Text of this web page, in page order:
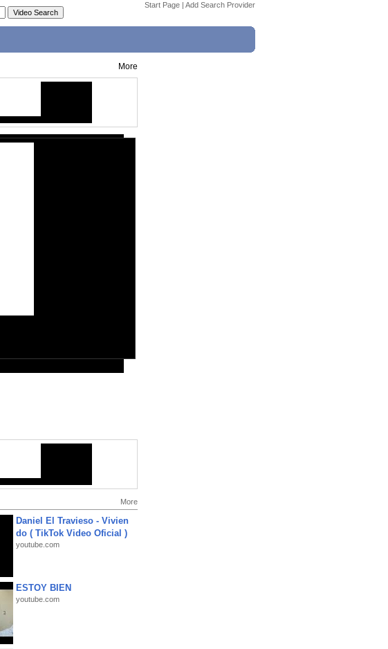
Start Page | Add Search Provider
More
More
Daniel El Travieso - Vivien
do ( TikTok Video Oficial )
youtube.com
ESTOY BIEN
youtube.com